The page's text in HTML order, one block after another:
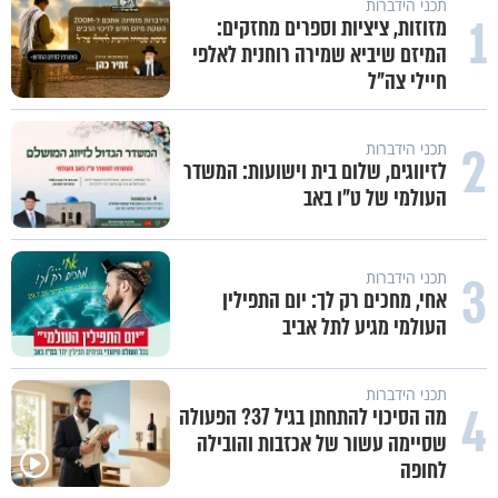
1 תכני הידברות
מזוזות, ציציות וספרים מחזקים:
המיזם שיביא שמירה רוחנית לאלפי
חיילי צה"ל
2 תכני הידברות
לזיווגים, שלום בית וישועות: המשדר
העולמי של ט"ו באב
3 תכני הידברות
אחי, מחכים רק לך: יום התפילין
העולמי מגיע לתל אביב
4 תכני הידברות
מה הסיכוי להתחתן בגיל 37? הפעולה
שסיימה עשור של אכזבות והובילה
לחופה